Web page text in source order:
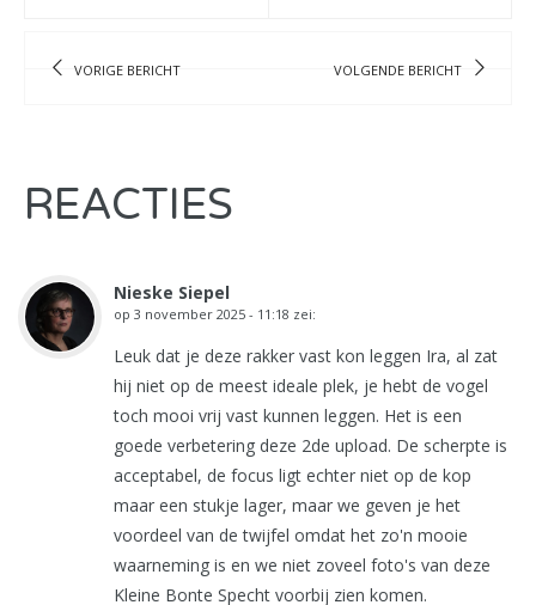
VORIGE BERICHT VOLGENDE BERICHT
REACTIES
Nieske Siepel
op 3 november 2025 - 11:18 zei:
Leuk dat je deze rakker vast kon leggen Ira, al zat
hij niet op de meest ideale plek, je hebt de vogel
toch mooi vrij vast kunnen leggen. Het is een
goede verbetering deze 2de upload. De scherpte is
acceptabel, de focus ligt echter niet op de kop
maar een stukje lager, maar we geven je het
voordeel van de twijfel omdat het zo'n mooie
waarneming is en we niet zoveel foto's van deze
Kleine Bonte Specht voorbij zien komen.